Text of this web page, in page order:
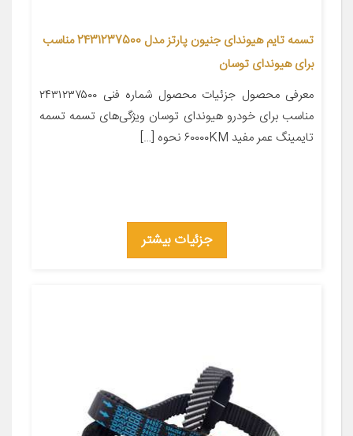
تسمه تایم هیوندای جنیون پارتز مدل 2431237500 مناسب
برای هیوندای توسان
معرفی محصول جزئیات محصول شماره فنی ۲۴۳۱۲۳۷۵۰۰
مناسب برای خودرو هیوندای توسان ویژگی‌های تسمه تسمه
تایمینگ عمر مفید ۶۰۰۰۰KM نحوه […]
جزئیات بیشتر